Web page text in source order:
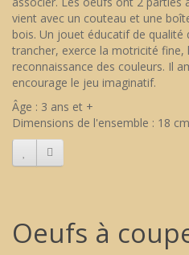
vient avec un couteau et une
bois. Un jouet éducatif de
trancher, exerce la motricité
reconnaissance des couleurs. Il
encourage le jeu imaginatif.
Âge : 3 ans et +
Dimensions de l'ensemble : 18
Oeufs à